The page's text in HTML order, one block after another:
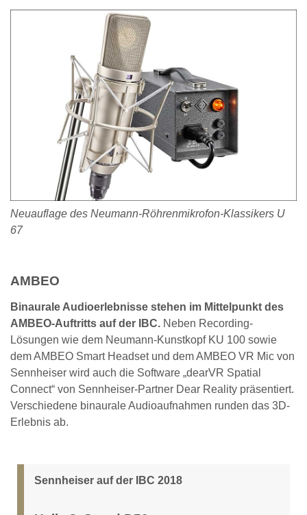
Neuauflage des Neumann-Röhrenmikrofon-Klassikers U
67
AMBEO
Binaurale Audioerlebnisse stehen im Mittelpunkt des
AMBEO-Auftritts auf der IBC. Neben Recording-
Lösungen wie dem Neumann-Kunstkopf KU 100 sowie
dem AMBEO Smart Headset und dem AMBEO VR Mic von
Sennheiser wird auch die Software „dearVR Spatial
Connect“ von Sennheiser-Partner Dear Reality präsentiert.
Verschiedene binaurale Audioaufnahmen runden das 3D-
Erlebnis ab.
Sennheiser auf der IBC 2018